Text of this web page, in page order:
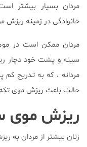
مردان بسیار بیشتر
خانوادگی در زمینه ریزش
مردان ممکن است در
سینه و پشت خود دچار
مردانه ، که به تدریج
حالت باعث ریزش موی
ریزش موی
زنان بیشتر از مردان به